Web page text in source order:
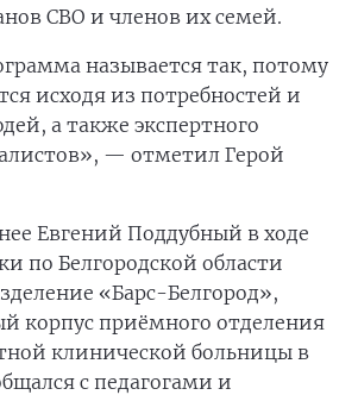
СВО и членов их семей.
называется так, потому
исходя из потребностей и
а также экспертного
— отметил Герой
Евгений Поддубный в ходе
по Белгородской области
«Барс-Белгород»,
корпус приёмного отделения
клинической больницы в
с педагогами и